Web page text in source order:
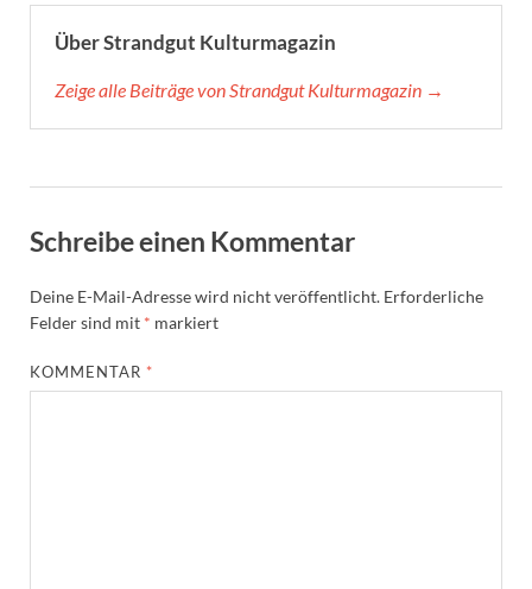
Über Strandgut Kulturmagazin
Zeige alle Beiträge von Strandgut Kulturmagazin →
Schreibe einen Kommentar
Deine E-Mail-Adresse wird nicht veröffentlicht. Erforderliche
Felder sind mit * markiert
KOMMENTAR *